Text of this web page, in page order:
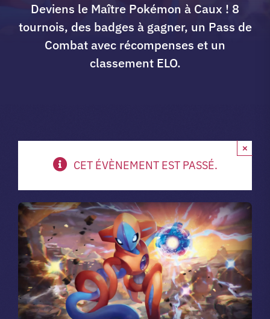
A propos du club
Contact
Vibe Game
Deviens le Maître Pokémon à Caux ! 8
tournois, des badges à gagner, un Pass de
Combat avec récompenses et un
classement ELO.
CET ÉVÈNEMENT EST PASSÉ.
×